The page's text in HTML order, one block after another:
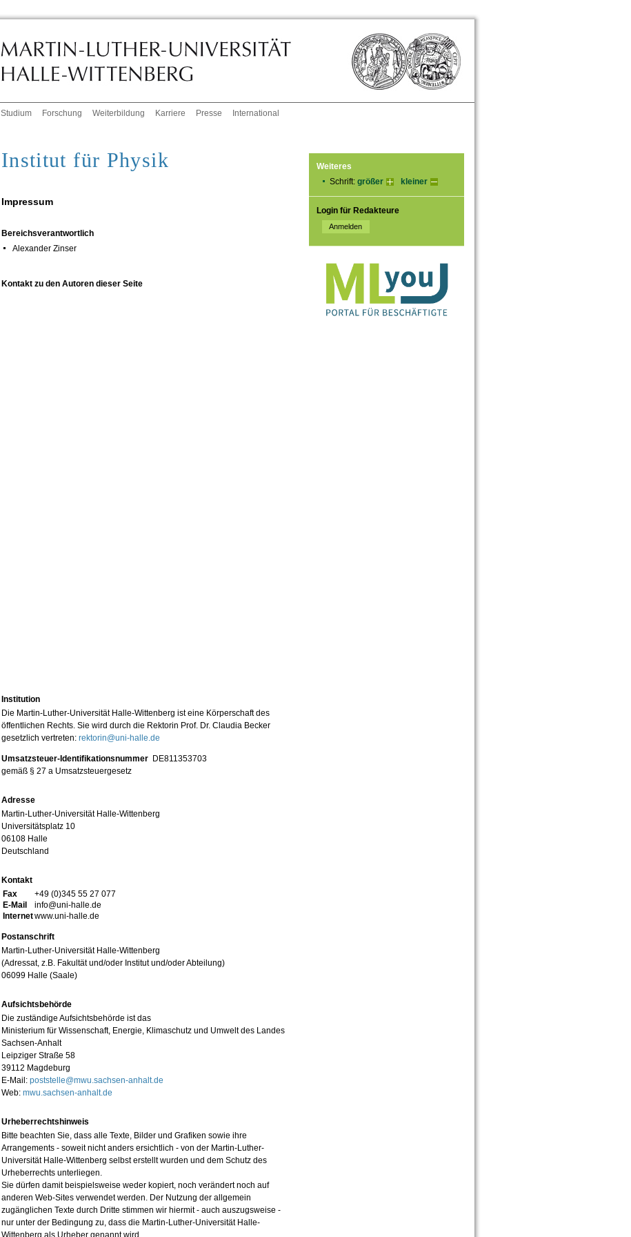
Studium Forschung Weiterbildung Karriere Presse International
Weiteres
Schrift: größer kleiner
Login für Redakteure
Institut für Physik
Impressum
Bereichsverantwortlich
Alexander Zinser
Kontakt zu den Autoren dieser Seite
Institution
Die Martin-Luther-Universität Halle-Wittenberg ist eine Körperschaft des
öffentlichen Rechts. Sie wird durch die Rektorin Prof. Dr. Claudia Becker
gesetzlich vertreten: rektorin@uni-halle.de
Umsatzsteuer-Identifikationsnummer DE811353703
gemäß § 27 a Umsatzsteuergesetz
Adresse
Martin-Luther-Universität Halle-Wittenberg
Universitätsplatz 10
06108 Halle
Deutschland
Kontakt
Fax
+49 (0)345 55 27 077
E-Mail
info@uni-halle.de
Internetwww.uni-halle.de
Postanschrift
Martin-Luther-Universität Halle-Wittenberg
(Adressat, z.B. Fakultät und/oder Institut und/oder Abteilung)
06099 Halle (Saale)
Aufsichtsbehörde
Die zuständige Aufsichtsbehörde ist das
Ministerium für Wissenschaft, Energie, Klimaschutz und Umwelt des Landes
Sachsen-Anhalt
Leipziger Straße 58
39112 Magdeburg
E-Mail: poststelle@mwu.sachsen-anhalt.de
Web: mwu.sachsen-anhalt.de
Urheberrechtshinweis
Bitte beachten Sie, dass alle Texte, Bilder und Grafiken sowie ihre
Arrangements - soweit nicht anders ersichtlich - von der Martin-Luther-
Universität Halle-Wittenberg selbst erstellt wurden und dem Schutz des
Urheberrechts unterliegen.
Sie dürfen damit beispielsweise weder kopiert, noch verändert noch auf
anderen Web-Sites verwendet werden. Der Nutzung der allgemein
zugänglichen Texte durch Dritte stimmen wir hiermit - auch auszugsweise -
nur unter der Bedingung zu, dass die Martin-Luther-Universität Halle-